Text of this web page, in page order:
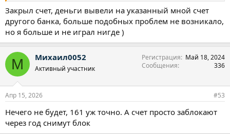
Закрыл счет, деньги вывели на указанный мной счет
другого банка, больше подобных проблем не возникало,
но я больше и не играл нигде )
М Михаил0052
Активный участник
Регистрация
Май 18, 2024
Сообщения
336
Апр 15, 2026 #53
Нечего не будет, 161 уж точно. А счет просто заблокают
через год снимут блок